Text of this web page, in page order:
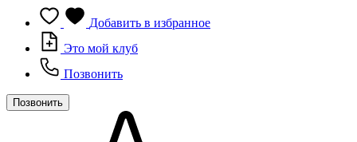
Добавить в избранное
Это мой клуб
Позвонить
Позвонить